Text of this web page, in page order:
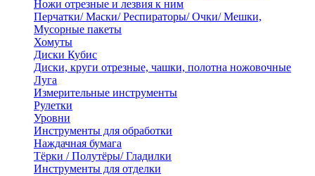
Ножи отрезные и лезвия к ним
Перчатки/ Маски/ Респираторы/ Очки/ Мешки,
Мусорные пакеты
Хомуты
Диски Кубис
Диски, круги отрезные, чашки, полотна ножовочные
Луга
Измерительные инструменты
Рулетки
Уровни
Инструменты для обработки
Наждачная бумага
Тёрки / Полутёры/ Гладилки
Инструменты для отделки